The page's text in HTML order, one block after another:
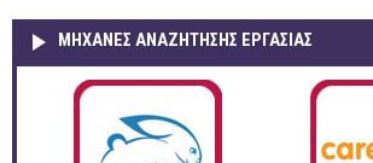
ΜΗΧΑΝΕΣ ΑΝΑΖΗΤΗΣΗΣ ΕΡΓΑΣΙΑΣ